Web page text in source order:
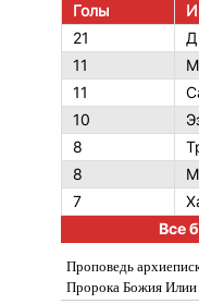
Голы
21
11
11
10
8
8
7
Все
Проповедь
Пророка Божия Илии